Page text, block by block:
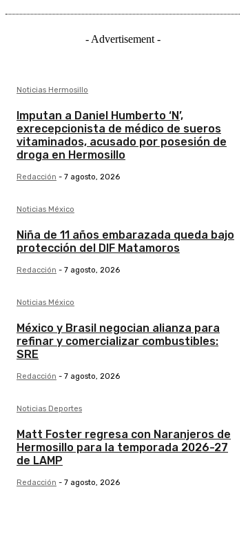
- Advertisement -
Noticias Hermosillo
Imputan a Daniel Humberto ‘N’,
exrecepcionista de médico de sueros
vitaminados, acusado por posesión de
droga en Hermosillo
Redacción - 7 agosto, 2026
Noticias México
Niña de 11 años embarazada queda bajo
protección del DIF Matamoros
Redacción - 7 agosto, 2026
Noticias México
México y Brasil negocian alianza para
refinar y comercializar combustibles:
SRE
Redacción - 7 agosto, 2026
Noticias Deportes
Matt Foster regresa con Naranjeros de
Hermosillo para la temporada 2026-27
de LAMP
Redacción - 7 agosto, 2026